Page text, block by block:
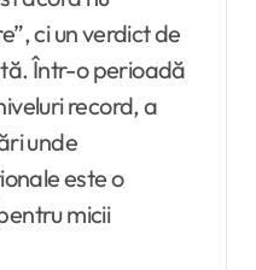
ci un verdict de
Într-o perioadă
record, a
unde
este o
micii